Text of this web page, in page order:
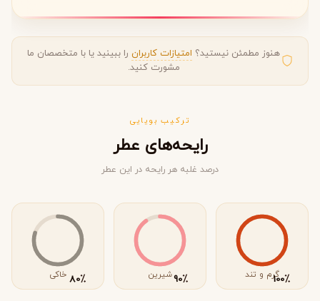
هنوز مطمئن نیستید؟ امتیازات کاربران را ببینید یا با متخصصان ما
مشورت کنید.
ترکیب بویایی
رایحه‌های عطر
درصد غلبه هر رایحه در این عطر
٪100گرم و تند ٪90شیرین ٪80 خاکی